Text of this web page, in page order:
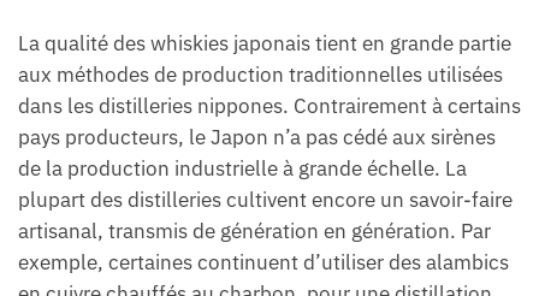
La qualité des whiskies japonais tient en grande partie
aux méthodes de production traditionnelles utilisées
dans les distilleries nippones. Contrairement à certains
pays producteurs, le Japon n’a pas cédé aux sirènes
de la production industrielle à grande échelle. La
plupart des distilleries cultivent encore un savoir-faire
artisanal, transmis de génération en génération. Par
exemple, certaines continuent d’utiliser des alambics